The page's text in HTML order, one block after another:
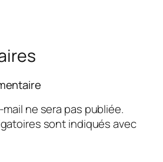
ne sera pas publiée.
sont indiqués avec